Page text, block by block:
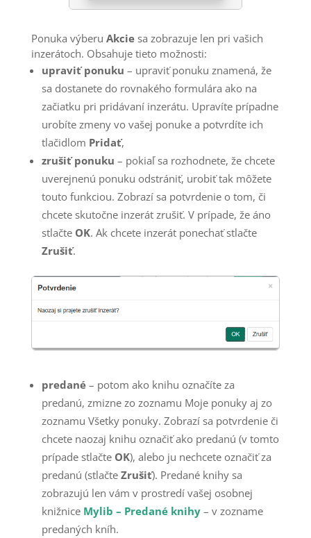
Ponuka výberu Akciesa zobrazuje len pri vašich
inzerátoch. Obsahuje tieto možnosti:
upraviť ponuku – upraviť ponuku znamená, že
sa dostanete do rovnakého formulára ako na
začiatku pri pridávaní inzerátu. Upravíte prípadne
urobíte zmeny vo vašej ponuke a potvrdíte ich
tlačidlom Pridať,
zrušiť ponuku – pokiaľ sa rozhodnete, že chcete
uverejnenú ponuku odstrániť, urobiť tak môžete
touto funkciou. Zobrazí sa potvrdenie o tom, či
chcete skutočne inzerát zrušiť. V prípade, že áno
stlačte OK. Ak chcete inzerát ponechať stlačte
Zrušiť.
predané – potom ako knihu označíte za
predanú, zmizne zo zoznamu Moje ponuky aj zo
zoznamu Všetky ponuky. Zobrazí sa potvrdenie či
chcete naozaj knihu označiť ako predanú (v tomto
prípade stlačte OK), alebo ju nechcete označiť za
predanú (stlačte Zrušiť). Predané knihy sa
zobrazujú len vám v prostredí vašej osobnej
knižnice Mylib – Predané knihy– v zozname
predaných kníh.